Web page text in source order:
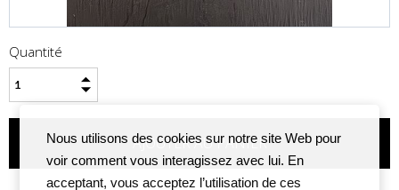
Quantité
Nous utilisons des cookies sur notre site Web pour
voir comment vous interagissez avec lui. En
acceptant, vous acceptez l’utilisation de ces